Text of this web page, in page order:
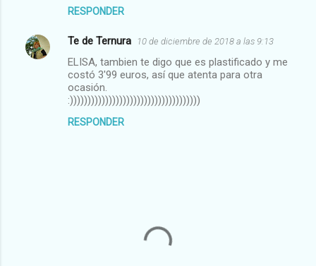
RESPONDER
Te de Ternura 10 de diciembre de 2018 a las 9:13
ELISA, tambien te digo que es plastificado y me
costó 3'99 euros, así que atenta para otra
ocasión.
:)))))))))))))))))))))))))))))))))))))
RESPONDER